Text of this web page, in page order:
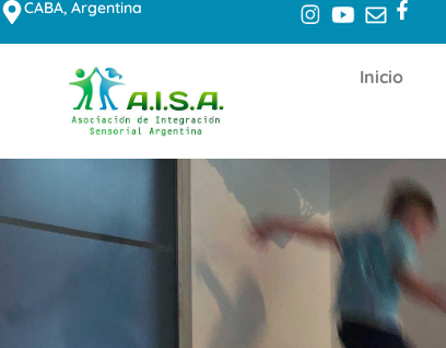
CABA, Argentina
Inicio